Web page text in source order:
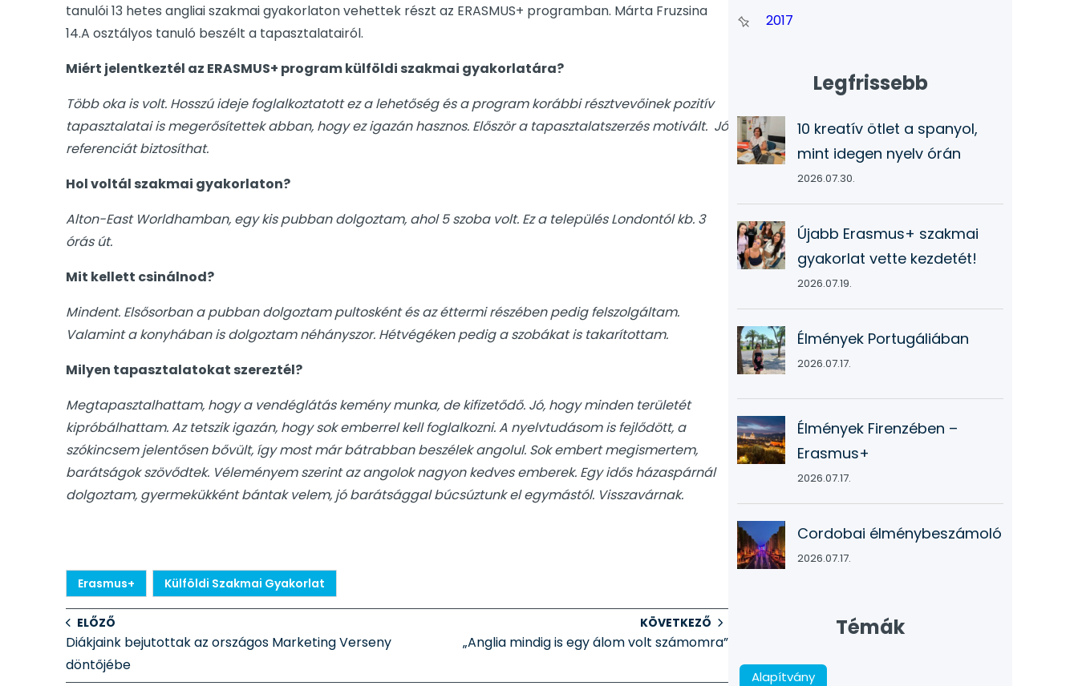
tanulói 13 hetes angliai szakmai gyakorlaton vehettek részt az ERASMUS+ programban. Márta Fruzsina
14.A osztályos tanuló beszélt a tapasztalatairól.
Miért jelentkeztél az ERASMUS+ program külföldi szakmai gyakorlatára?
Több oka is volt. Hosszú ideje foglalkoztatott ez a lehetőség és a program korábbi résztvevőinek pozitív
tapasztalatai is megerősítettek abban, hogy ez igazán hasznos. Először a tapasztalatszerzés motivált. Jó
referenciát biztosíthat.
Hol voltál szakmai gyakorlaton?
Alton-East Worldhamban, egy kis pubban dolgoztam, ahol 5 szoba volt. Ez a település Londontól kb. 3
órás út.
Mit kellett csinálnod?
Mindent. Elsősorban a pubban dolgoztam pultosként és az éttermi részében pedig felszolgáltam.
Valamint a konyhában is dolgoztam néhányszor. Hétvégéken pedig a szobákat is takarítottam.
Milyen tapasztalatokat szereztél?
Megtapasztalhattam, hogy a vendéglátás kemény munka, de kifizetődő. Jó, hogy minden területét
kipróbálhattam. Az tetszik igazán, hogy sok emberrel kell foglalkozni. A nyelvtudásom is fejlődött, a
szókincsem jelentősen bővült, így most már bátrabban beszélek angolul. Sok embert megismertem,
barátságok szövődtek. Véleményem szerint az angolok nagyon kedves emberek. Egy idős házaspárnál
dolgoztam, gyermekükként bántak velem, jó barátsággal búcsúztunk el egymástól. Visszavárnak.
Erasmus+ Külföldi Szakmai Gyakorlat
ELŐZŐ
Diákjaink bejutottak az országos Marketing Verseny
döntőjébe
KÖVETKEZŐ
„Anglia mindig is egy álom volt számomra”
2017
Legfrissebb
10 kreatív ötlet a spanyol,
mint idegen nyelv órán
2026.07.30.
Újabb Erasmus+ szakmai
gyakorlat vette kezdetét!
2026.07.19.
Élmények Portugáliában
2026.07.17.
Élmények Firenzében –
Erasmus+
2026.07.17.
Cordobai élménybeszámoló
2026.07.17.
Témák
Alapítvány